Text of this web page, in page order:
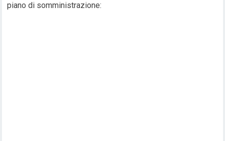
piano di somministrazione: